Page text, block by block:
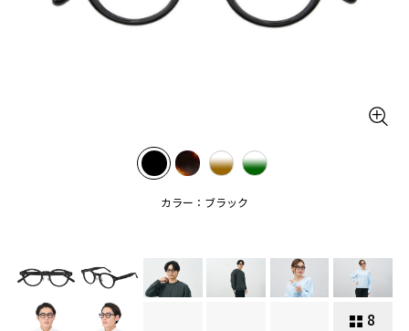
カラー：ブラック
8